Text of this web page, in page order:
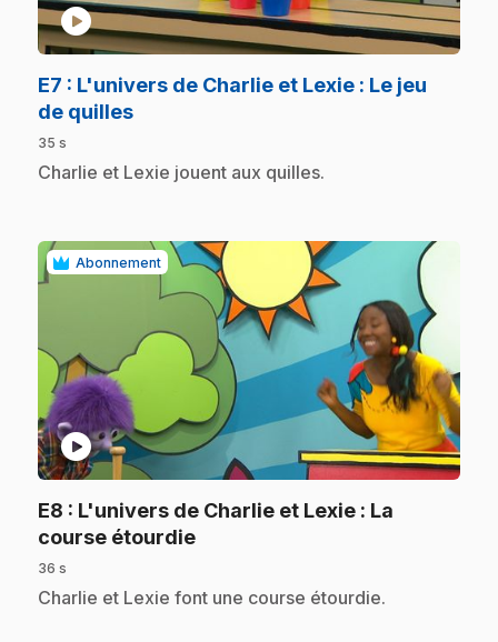
play_circle
E7 : L'univers de Charlie et Lexie : Le jeu
de quilles.
35 s
.Charlie et Lexie jouent aux quilles.
Abonnement
play_circle
E8 : L'univers de Charlie et Lexie : La
course étourdie.
36 s
.Charlie et Lexie font une course étourdie.